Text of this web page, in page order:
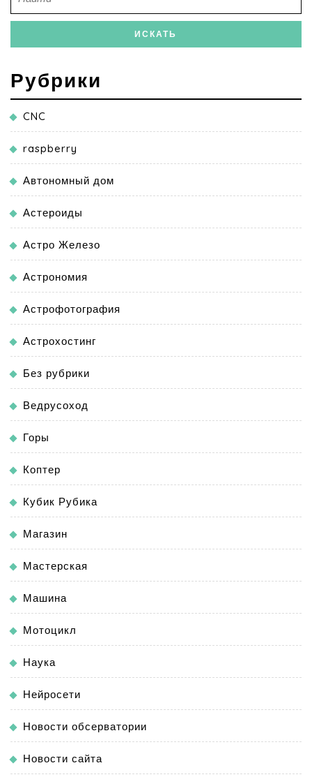
Рубрики
CNC
raspberry
Автономный дом
Астероиды
Астро Железо
Астрономия
Астрофотография
Астрохостинг
Без рубрики
Ведрусоход
Горы
Коптер
Кубик Рубика
Магазин
Мастерская
Машина
Мотоцикл
Наука
Нейросети
Новости обсерватории
Новости сайта